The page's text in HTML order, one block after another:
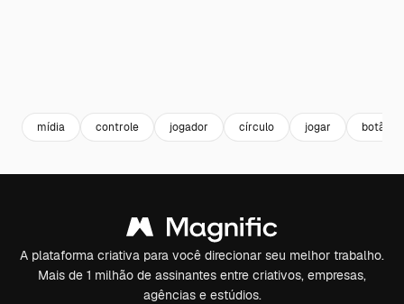
mídia controle jogador círculo jogar botão
A plataforma criativa para você direcionar seu melhor trabalho.
Mais de 1 milhão de assinantes entre criativos, empresas,
agências e estúdios.